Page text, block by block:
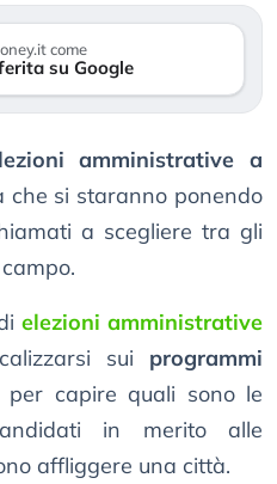
come
su Google
amministrative a
che si staranno ponendo
a scegliere tra gli
elezioni amministrative
sui programmi
per capire quali sono le
in merito alle
affliggere una città.